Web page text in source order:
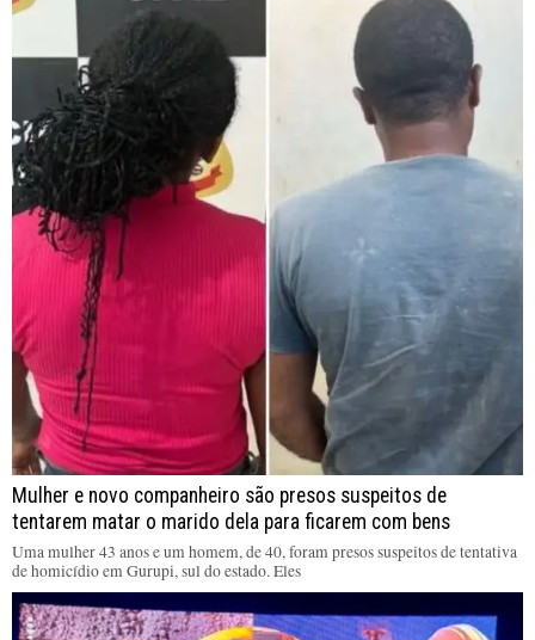
Mulher e novo companheiro são presos suspeitos de
tentarem matar o marido dela para ficarem com bens
Uma mulher 43 anos e um homem, de 40, foram presos suspeitos de tentativa
de homicídio em Gurupi, sul do estado. Eles